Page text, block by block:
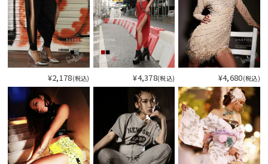
今活
¥2,178(税込) ¥4,378(税込) ¥4,680(税込)